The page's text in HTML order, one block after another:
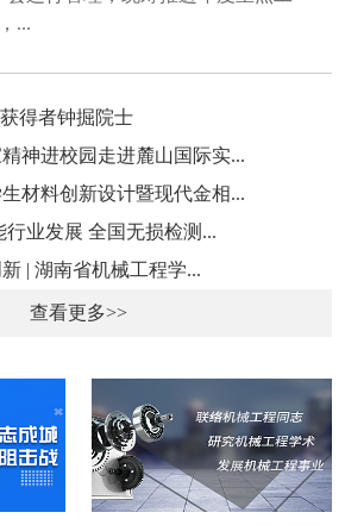
...
得者钟掘院士
神进校园走进麓山国际实...
材料创新设计暨现代金相...
业发展 全国无损检测...
| 湖南省机械工程学...
查看更多>>